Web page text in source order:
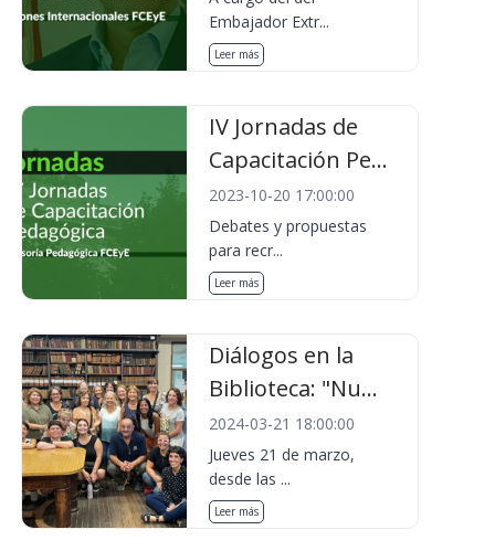
Embajador Extr...
Leer más
IV Jornadas de
Capacitación Pe...
2023-10-20 17:00:00
Debates y propuestas
para recr...
Leer más
Diálogos en la
Biblioteca: "Nu...
2024-03-21 18:00:00
Jueves 21 de marzo,
desde las ...
Leer más